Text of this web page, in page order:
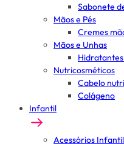
Sabonete
Mãos e Pés
Cremes
Mãos e Unhas
Nutricosméticos
Cabelo nutri
Colágeno
Infantil
Acessórios Infantil